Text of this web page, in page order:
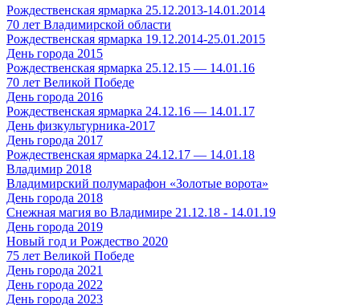
Рождественская ярмарка 25.12.2013-14.01.2014
70 лет Владимирской области
Рождественская ярмарка 19.12.2014-25.01.2015
День города 2015
Рождественская ярмарка 25.12.15 — 14.01.16
70 лет Великой Победе
День города 2016
Рождественская ярмарка 24.12.16 — 14.01.17
День физкультурника-2017
День города 2017
Рождественская ярмарка 24.12.17 — 14.01.18
Владимир 2018
Владимирский полумарафон «Золотые ворота»
День города 2018
Снежная магия во Владимире 21.12.18 - 14.01.19
День города 2019
Новый год и Рождество 2020
75 лет Великой Победе
День города 2021
День города 2022
День города 2023